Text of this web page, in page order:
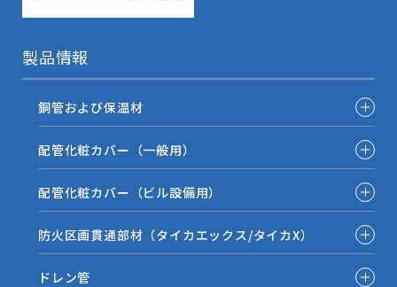
製品情報
銅管および保温材
配管化粧カバー（一般用）
配管化粧カバー（ビル設備用）
防火区画貫通部材（タイカエックス/タイカX）
ドレン管